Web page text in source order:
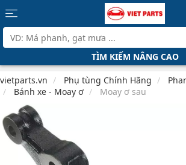
TÌM KIẾM NÂNG CAO
vietparts.vn Phụ tùng Chính Hãng
Bánh xe - Moay ơ
Moay ơ sau